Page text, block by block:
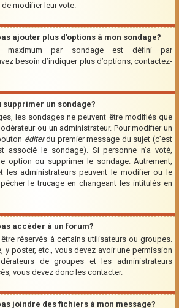
modifier leur vote.
ajouter plus d’options à mon sondage?
maximum par sondage est défini par
besoin d’indiquer plus d’options, contactez-
supprimer un sondage?
les sondages ne peuvent être modifiés que
ou un administrateur. Pour modifier un
éditerdu premier message du sujet (c’est
associé le sondage). Si personne n’a voté,
option ou supprimer le sondage. Autrement,
les administrateurs peuvent le modifier ou le
le trucage en changeant les intitulés en
accéder à un forum?
réservés à certains utilisateurs ou groupes.
y poster, etc., vous devez avoir une permission
de groupes et les administrateurs
vous devez donc les contacter.
joindre des fichiers à mon message?